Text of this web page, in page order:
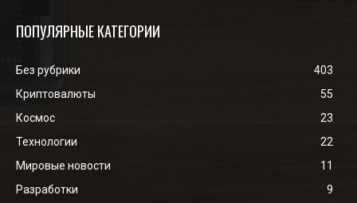
ПОПУЛЯРНЫЕ КАТЕГОРИИ
Без рубрики
403
Криптовалюты
55
Космос
23
Технологии
22
Мировые новости
11
Разработки
9